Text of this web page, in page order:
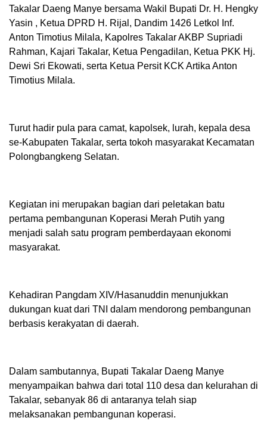
Takalar Daeng Manye bersama Wakil Bupati Dr. H. Hengky
Yasin , Ketua DPRD H. Rijal, Dandim 1426 Letkol Inf.
Anton Timotius Milala, Kapolres Takalar AKBP Supriadi
Rahman, Kajari Takalar, Ketua Pengadilan, Ketua PKK Hj.
Dewi Sri Ekowati, serta Ketua Persit KCK Artika Anton
Timotius Milala.
Turut hadir pula para camat, kapolsek, lurah, kepala desa
se-Kabupaten Takalar, serta tokoh masyarakat Kecamatan
Polongbangkeng Selatan.
Kegiatan ini merupakan bagian dari peletakan batu
pertama pembangunan Koperasi Merah Putih yang
menjadi salah satu program pemberdayaan ekonomi
masyarakat.
Kehadiran Pangdam XIV/Hasanuddin menunjukkan
dukungan kuat dari TNI dalam mendorong pembangunan
berbasis kerakyatan di daerah.
Dalam sambutannya, Bupati Takalar Daeng Manye
menyampaikan bahwa dari total 110 desa dan kelurahan di
Takalar, sebanyak 86 di antaranya telah siap
melaksanakan pembangunan koperasi.